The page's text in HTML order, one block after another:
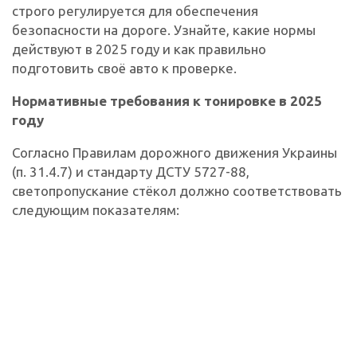
строго регулируется для обеспечения
безопасности на дороге. Узнайте, какие нормы
действуют в 2025 году и как правильно
подготовить своё авто к проверке.
Нормативные требования к тонировке в 2025
году
Согласно Правилам дорожного движения Украины
(п. 31.4.7) и стандарту ДСТУ 5727-88,
светопропускание стёкол должно соответствовать
следующим показателям: